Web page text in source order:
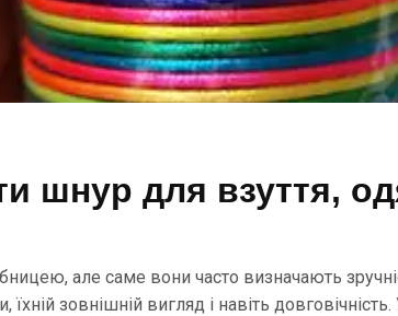
шнур для взуття,
але саме вони часто визначають
зовнішній вигляд і навіть